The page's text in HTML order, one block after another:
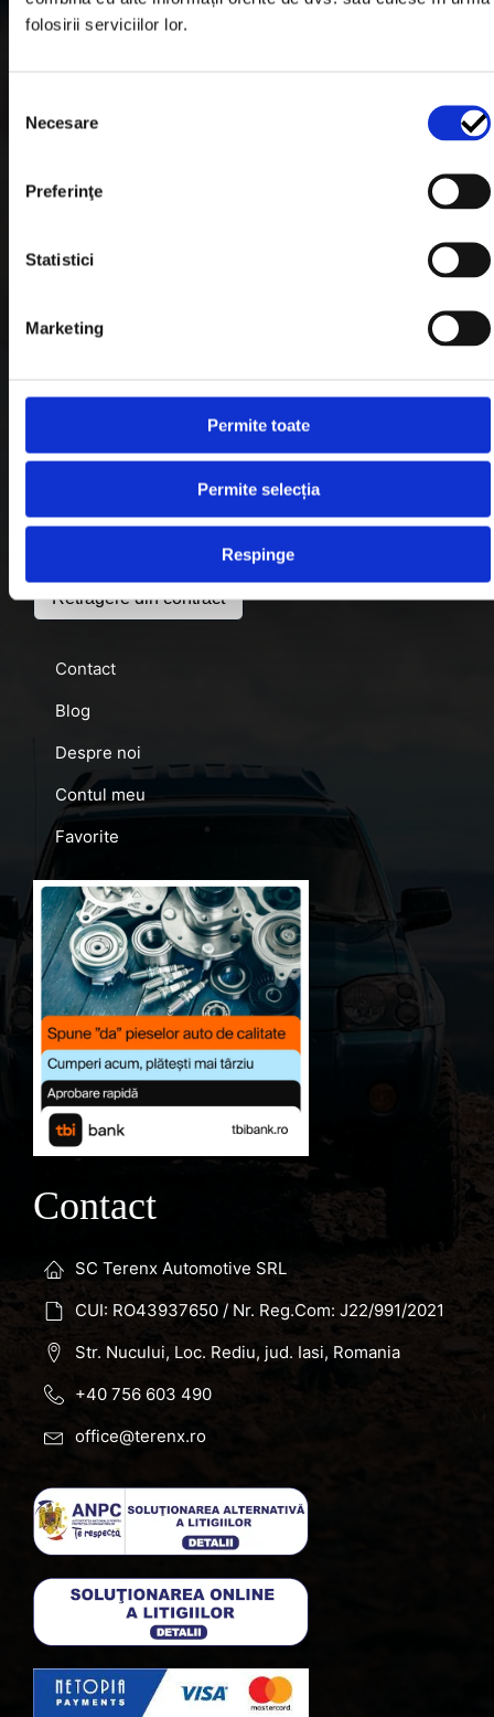
folosirii serviciilor lor.
consimțământului
Necesare
Preferinţe
Statistici
Marketing
Permite toate
Permite selecția
Respinge
DISTANTIERE
Informatii utile
Informatii Livrare
Termeni & Conditii
Politica de Confidentialitate
Plata in Rate
Link-uri rapide
Retragere din contract
Contact
Blog
Despre noi
Contul meu
Favorite
Contact
SC Terenx Automotive SRL
CUI: RO43937650 / Nr. Reg.Com: J22/991/2021
Str. Nucului, Loc. Rediu, jud. Iasi, Romania
+40 756 603 490
office@terenx.ro